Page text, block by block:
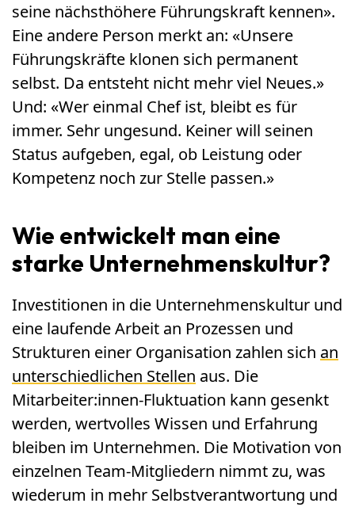
seine nächsthöhere Führungskraft kennen».
Eine andere Person merkt an: «Unsere
Führungskräfte klonen sich permanent
selbst. Da entsteht nicht mehr viel Neues.»
Und: «Wer einmal Chef ist, bleibt es für
immer. Sehr ungesund. Keiner will seinen
Status aufgeben, egal, ob Leistung oder
Kompetenz noch zur Stelle passen.»
Wie entwickelt man eine
starke Unternehmenskultur?
Investitionen in die Unternehmenskultur und
eine laufende Arbeit an Prozessen und
Strukturen einer Organisation zahlen sich an
unterschiedlichen Stellen aus. Die
Mitarbeiter:innen-Fluktuation kann gesenkt
werden, wertvolles Wissen und Erfahrung
bleiben im Unternehmen. Die Motivation von
einzelnen Team-Mitgliedern nimmt zu, was
wiederum in mehr Selbstverantwortung und